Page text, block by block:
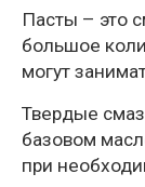
Пасты – это
большое
могут
Твердые
базовом
при